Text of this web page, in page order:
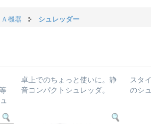
機器 シュレッダー
卓上でのちょっと使いに。静
音コンパクトシュレッダ。
スタ
のシ